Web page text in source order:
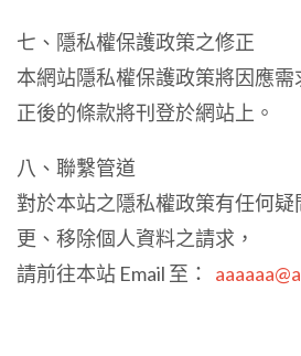
七、隱私權保護政策之修正
本網站隱私權保護政策將因應
正後的條款將刊登於網站上。
八、聯繫管道
對於本站之隱私權政策有任何
更、移除個人資料之請求，
請前往本站 Email 至：